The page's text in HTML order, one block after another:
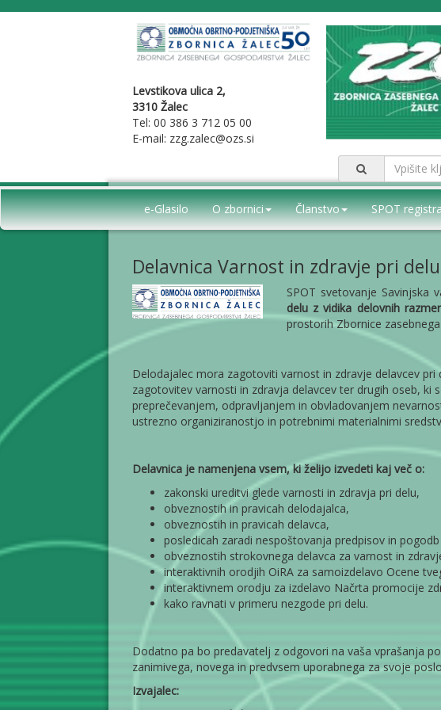
Levstikova ulica 2,
3310 Žalec
Tel: 00 386 3 712 05 00
E-mail: zzg.zalec@ozs.si
e-Glasilo O zbornici Članstvo SPOT
Delavnica Varnost in zdravje pri
SPOT svetovanje Savinjska
delu z vidika delovnih
prostorih Zbornice
Delodajalec mora zagotoviti varnost in zdravje delavcev
zagotovitev varnosti in zdravja delavcev ter drugih oseb, ki
preprečevanjem, odpravljanjem in obvladovanjem
ustrezno organiziranostjo in potrebnimi materialnimi
Delavnica je namenjena vsem, ki želijo izvedeti kaj več o:
zakonski ureditvi glede varnosti in zdravja pri delu,
obveznostih in pravicah delodajalca,
obveznostih in pravicah delavca,
posledicah zaradi nespoštovanja predpisov in
obveznostih strokovnega delavca za varnost in
interaktivnih orodjih OiRA za samoizdelavo Ocene
interaktivnem orodju za izdelavo Načrta promocije
kako ravnati v primeru nezgode pri delu.
Dodatno pa bo predavatelj z odgovori na vaša vprašanja
zanimivega, novega in predvsem uporabnega za svoje
Izvajalec: